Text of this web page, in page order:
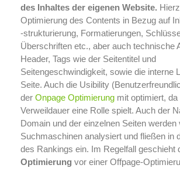
des Inhaltes der eigenen Website.
Optimierung des Contents in Bezug auf
-strukturierung, Formatierungen,
Überschriften etc., aber auch technische
Header, Tags wie der Seitentitel und
Seitengeschwindigkeit, sowie die interne
Seite. Auch die Usibility
der Onpage Optimierung mit optimiert,
Verweildauer eine Rolle spielt. Auch der
Domain und der einzelnen Seiten werden
Suchmaschinen analysiert und fließen in
des Rankings ein. Im Regelfall geschieht
Optimierung vor einer Offpage-